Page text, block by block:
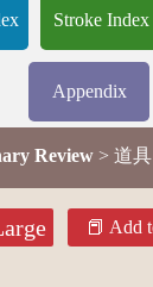
Stroke Index
Appendix
Review > 道具
Add